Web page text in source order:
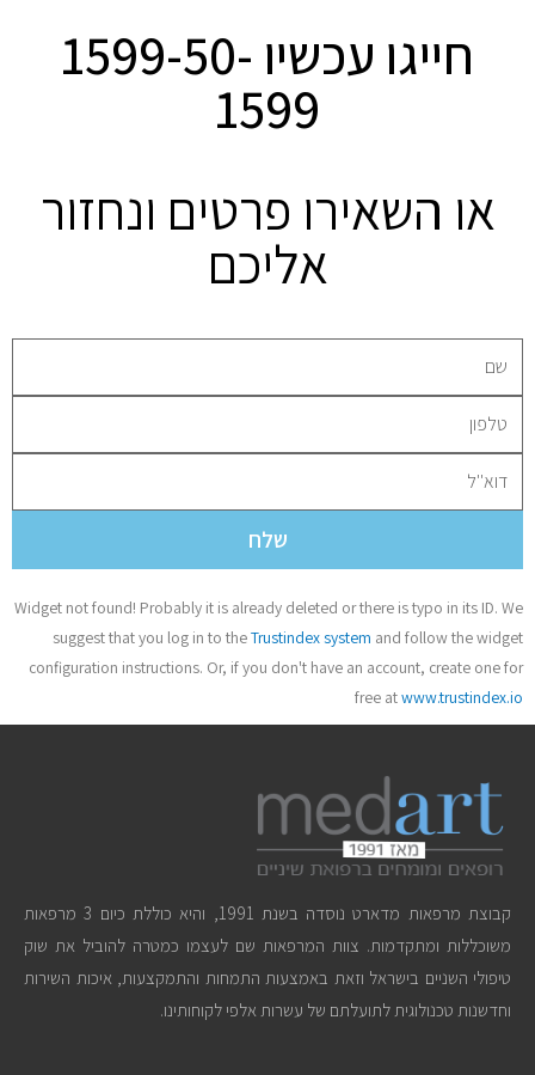
חייגו עכשיו 1599-50-
1599
או השאירו פרטים ונחזור
אליכם
שלח
Widget not found! Probably it is already deleted or there is typo in its ID. We
suggest that you log in to theTrustindex system and follow the widget
configuration instructions. Or, if you don't have an account, create one for
free atwww.trustindex.io
קבוצת מרפאות מדארט נוסדה בשנת 1991, והיא כוללת כיום 3 מרפאות
משוכללות ומתקדמות. צוות המרפאות שם לעצמו כמטרה להוביל את שוק
טיפולי השניים בישראל וזאת באמצעות התמחות והתמקצעות, איכות השירות
וחדשנות טכנולוגית לתועלתם של עשרות אלפי לקוחותינו.